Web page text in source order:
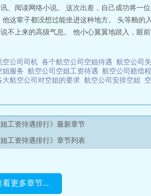
、阅读网络小说。 这次出差，自己成功将一
这辈子都没想过能坐进这种地方。 头等舱的
不上来的高级气息。 他小心翼翼地踏入，眼
空公司司机 各个航空公司空姐待遇 航空公司
姐服务 航空公司空姐工资待遇 航空公司赔偿
大航空公司对空姐的要求 航空公司安排空姐
姐工资待遇排行》最新章节
姐工资待遇排行》章节列表
看更多章节...